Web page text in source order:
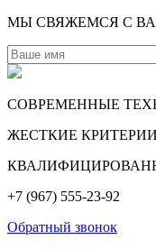
МЫ СВЯЖЕМСЯ С
СОВРЕМЕННЫЕ
ЖЕСТКИЕ
+7 (967) 555-23-92
Обратный звонок